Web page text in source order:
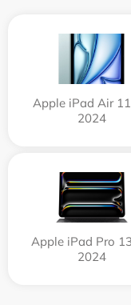
Apple iPad Air
2024
Apple iPad Pro
2024